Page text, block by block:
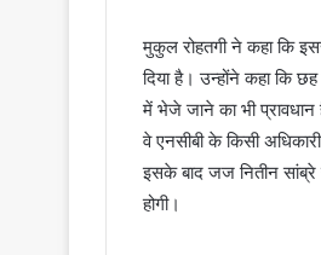
मुकुल रोहतगी ने कहा कि
दिया है। उन्होंने कहा कि
में भेजे जाने का भी
वे एनसीबी के किसी
इसके बाद जज नितीन
होगी।